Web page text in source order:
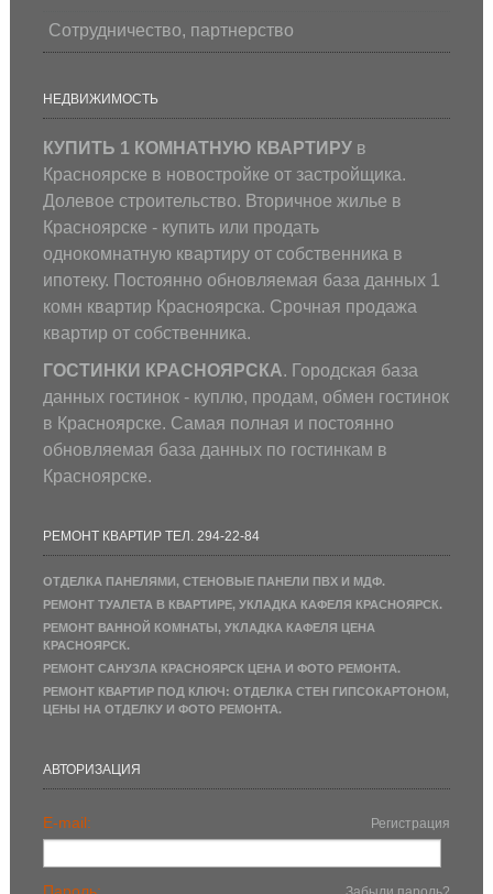
Сотрудничество, партнерство
НЕДВИЖИМОСТЬ
КУПИТЬ 1 КОМНАТНУЮ КВАРТИРУв
Красноярске в новостройке от застройщика.
Долевое строительство. Вторичное жилье в
Красноярске - купить или продать
однокомнатную квартиру от собственника в
ипотеку. Постоянно обновляемая база данных 1
комн квартир Красноярска. Срочная продажа
квартир от собственника.
ГОСТИНКИ КРАСНОЯРСКА. Городская база
данных гостинок - куплю, продам, обмен гостинок
в Красноярске. Самая полная и постоянно
обновляемая база данных по гостинкам в
Красноярске.
РЕМОНТ КВАРТИР ТЕЛ. 294-22-84
ОТДЕЛКА ПАНЕЛЯМИ, СТЕНОВЫЕ ПАНЕЛИ ПВХ И МДФ.
РЕМОНТ ТУАЛЕТА В КВАРТИРЕ, УКЛАДКА КАФЕЛЯ КРАСНОЯРСК.
РЕМОНТ ВАННОЙ КОМНАТЫ, УКЛАДКА КАФЕЛЯ ЦЕНА
КРАСНОЯРСК.
РЕМОНТ САНУЗЛА КРАСНОЯРСК ЦЕНА И ФОТО РЕМОНТА.
РЕМОНТ КВАРТИР ПОД КЛЮЧ: ОТДЕЛКА СТЕН ГИПСОКАРТОНОМ,
ЦЕНЫ НА ОТДЕЛКУ И ФОТО РЕМОНТА.
АВТОРИЗАЦИЯ
E-mail: Регистрация